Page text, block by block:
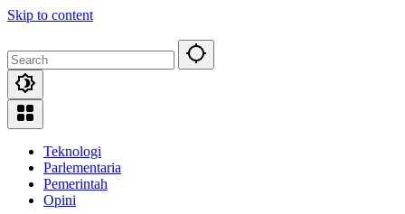
Skip to content
Teknologi
Parlementaria
Pemerintah
Opini